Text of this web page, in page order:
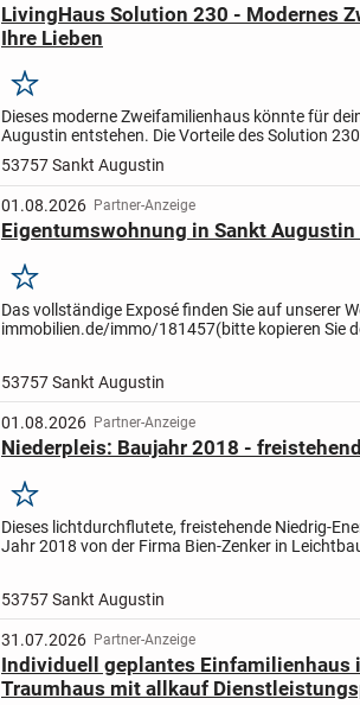
LivingHaus Solution 230 - Modernes
Ihre Lieben
Merken
Dieses moderne Zweifamilienhaus könnte für
Augustin entstehen. Die Vorteile des Solution
Quadratmeter Wohnfläche auf 800
53757 Sankt Augustin
01.08.2026 Partner-Anzeige
Eigentumswohnung in Sankt Augustin
Merken
Das vollständige Exposé finden Sie auf unserer
immobilien.de/immo/181457(bitte kopieren Sie
53757 Sankt Augustin
01.08.2026 Partner-Anzeige
Niederpleis: Baujahr 2018 -
Merken
Dieses lichtdurchflutete, freistehende Niedrig-
Jahr 2018 von der Firma Bien-Zenker in
53757 Sankt Augustin
31.07.2026 Partner-Anzeige
Individuell geplantes Einfamilienhaus
Traumhaus mit allkauf